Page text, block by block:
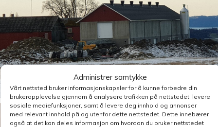
Administrer samtykke
Vårt nettsted bruker informasjonskapsler for å kunne forbedre din
brukeropplevelse gjennom å analysere trafikken på nettstedet, levere
sosiale mediefunksjoner, samt å levere deg innhold og annonser
med relevant innhold på og utenfor dette nettstedet. Dette innebærer
også at det kan deles informasjon om hvordan du bruker nettstedet